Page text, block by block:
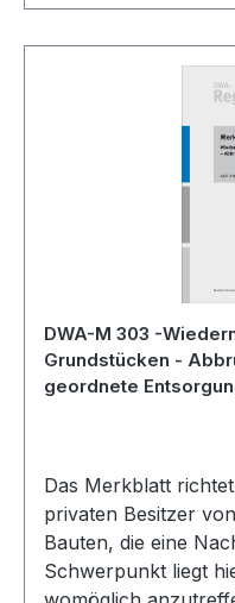
DWA-M 303 -
Grundstücken -
geordnete
Das Merkblatt
privaten Besitzer
Bauten, die eine
Schwerpunkt liegt